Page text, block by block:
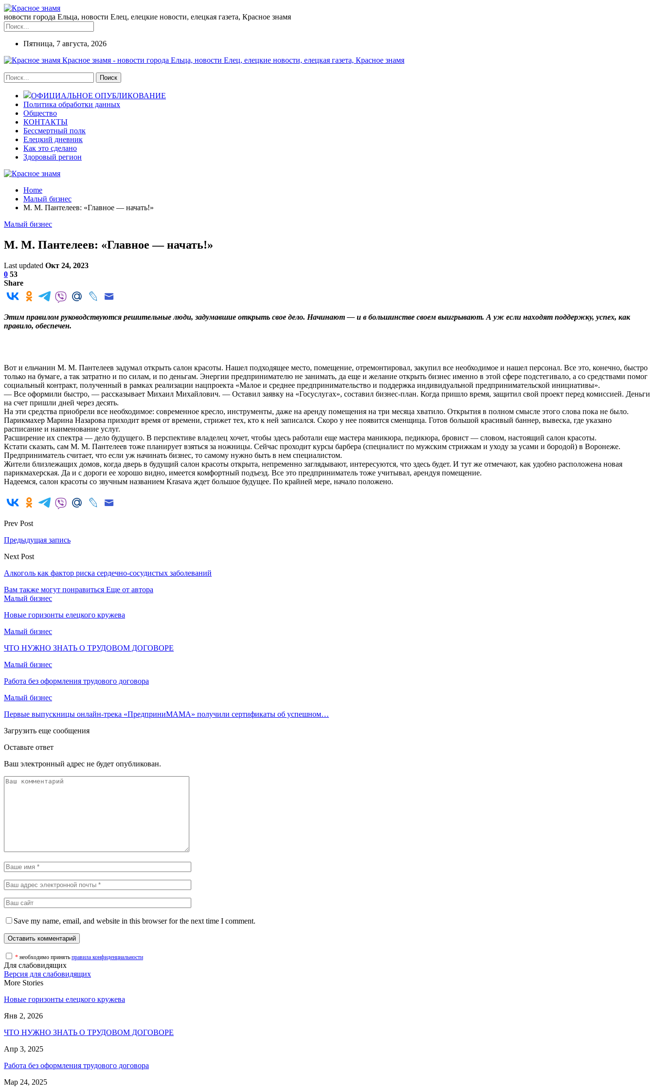
новости города Ельца, новости Елец, елецкие новости, елецкая газета, Красное знамя
Пятница, 7 августа, 2026
Красное знамя - новости города Ельца, новости Елец, елецкие новости, елецкая газета, Красное знамя
ОФИЦИАЛЬНОЕ ОПУБЛИКОВАНИЕ
Политика обработки данных
Общество
КОНТАКТЫ
Бессмертный полк
Елецкий дневник
Как это сделано
Здоровый регион
Home
Малый бизнес
М. М. Пантелеев: «Главное — начать!»
Малый бизнес
М. М. Пантелеев: «Главное — начать!»
Last updated Окт 24, 2023
0 53
Share
Этим правилом руководствуются решительные люди, задумавшие открыть свое дело. Начинают — и в большинстве своем выигрывают. А уж если находят поддержку, успех, как
правило, обеспечен.
Вот и ельчанин М. М. Пантелеев задумал открыть салон красоты. Нашел подходящее место, помещение, отремонтировал, закупил все необходимое и нашел персонал. Все это, конечно, быстро
только на бумаге, а так затратно и по силам, и по деньгам. Энергии предпринимателю не занимать, да еще и желание открыть бизнес именно в этой сфере подстегивало, а со средствами помог
социальный контракт, полученный в рамках реализации нацпроекта «Малое и среднее предпринимательство и поддержка индивидуальной предпринимательской инициативы».
— Все оформили быстро, — рассказывает Михаил Михайлович. — Оставил заявку на «Госуслугах», составил бизнес-план. Когда пришло время, защитил свой проект перед комиссией. Деньги
на счет пришли дней через десять.
На эти средства приобрели все необходимое: современное кресло, инструменты, даже на аренду помещения на три месяца хватило. Открытия в полном смысле этого слова пока не было.
Парикмахер Марина Назарова приходит время от времени, стрижет тех, кто к ней записался. Скоро у нее появится сменщица. Готов большой красивый баннер, вывеска, где указано
расписание и наименование услуг.
Расширение их спектра — дело будущего. В перспективе владелец хочет, чтобы здесь работали еще мастера маникюра, педикюра, бровист — словом, настоящий салон красоты.
Кстати сказать, сам М. М. Пантелеев тоже планирует взяться за ножницы. Сейчас проходит курсы барбера (специалист по мужским стрижкам и уходу за усами и бородой) в Воронеже.
Предприниматель считает, что если уж начинать бизнес, то самому нужно быть в нем специалистом.
Жители близлежащих домов, когда дверь в будущий салон красоты открыта, непременно заглядывают, интересуются, что здесь будет. И тут же отмечают, как удобно расположена новая
парикмахерская. Да и с дороги ее хорошо видно, имеется комфортный подъезд. Все это предприниматель тоже учитывал, арендуя помещение.
Надеемся, салон красоты со звучным названием Krasava ждет большое будущее. По крайней мере, начало положено.
Prev Post
Предыдущая запись
Next Post
Алкоголь как фактор риска сердечно-сосудистых заболеваний
Вам также могут понравиться Еще от автора
Малый бизнес
Новые горизонты елецкого кружева
Малый бизнес
ЧТО НУЖНО ЗНАТЬ О ТРУДОВОМ ДОГОВОРЕ
Малый бизнес
Работа без оформления трудового договора
Малый бизнес
Первые выпускницы онлайн-трека «ПредприниМАМА» получили сертификаты об успешном…
Загрузить еще сообщения
Оставьте ответ
Ваш электронный адрес не будет опубликован.
Save my name, email, and website in this browser for the next time I comment.
* необходимо принять правила конфиденциальности
Для слабовидящих
Версия для слабовидящих
More Stories
Новые горизонты елецкого кружева
Янв 2, 2026
ЧТО НУЖНО ЗНАТЬ О ТРУДОВОМ ДОГОВОРЕ
Апр 3, 2025
Работа без оформления трудового договора
Мар 24, 2025